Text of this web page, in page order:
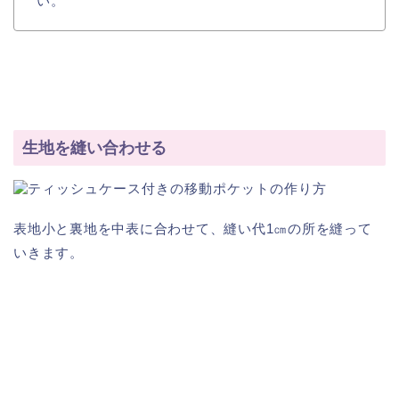
生地を縫い合わせる
表地小と裏地を中表に合わせて、縫い代1㎝の所を縫って
いきます。